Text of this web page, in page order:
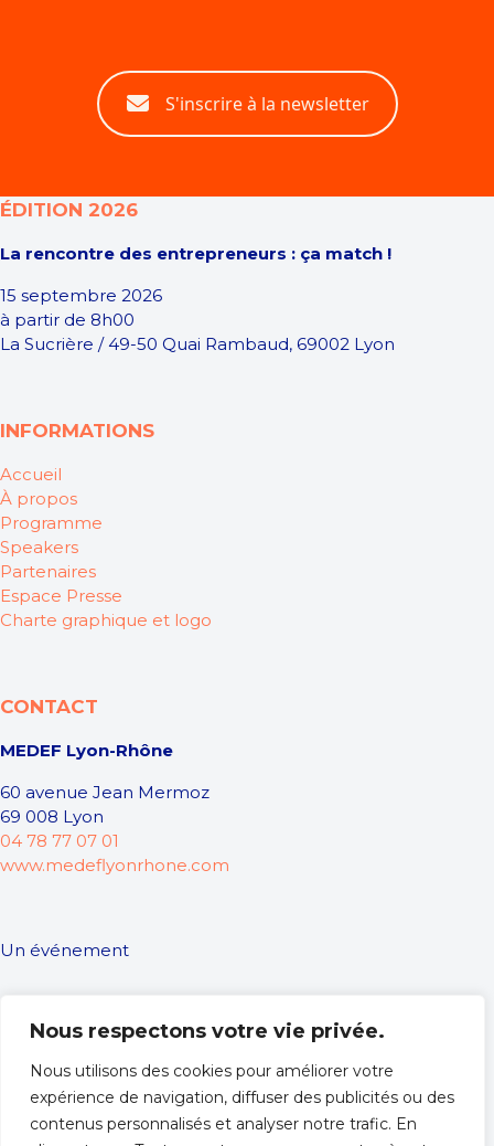
Nous respectons votre vie privée.
Nous utilisons des cookies pour améliorer votre
expérience de navigation, diffuser des publicités ou des
contenus personnalisés et analyser notre trafic. En
S'inscrire à la newsletter
ÉDITION 2026
La rencontre des entrepreneurs : ça match !
15 septembre 2026
à partir de 8h00
La Sucrière / 49-50 Quai Rambaud, 69002 Lyon
INFORMATIONS
Accueil
À propos
Programme
Speakers
Partenaires
Espace Presse
Charte graphique et logo
CONTACT
MEDEF Lyon-Rhône
60 avenue Jean Mermoz
69 008 Lyon
04 78 77 07 01
www.medeflyonrhone.com
Un événement